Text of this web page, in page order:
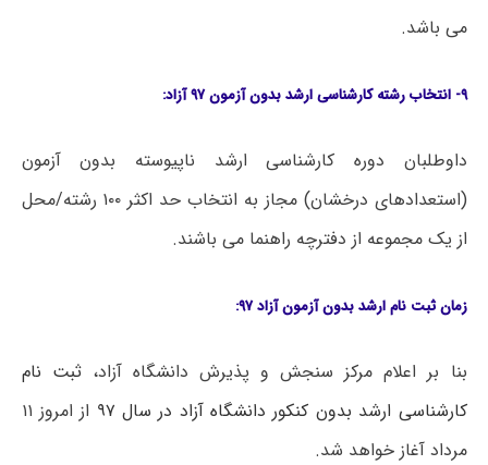
می باشد.
۹- انتخاب رشته کارشناسی ارشد بدون آزمون ۹۷ آزاد:
داوطلبان دوره کارشناسی ارشد ناپیوسته بدون آزمون
(استعدادهای درخشان) مجاز به انتخاب حد اکثر ۱۰۰ رشته/محل
از یک مجموعه از دفترچه راهنما می باشند.
زمان ثبت نام ارشد بدون آزمون آزاد ۹۷:
بنا بر اعلام مرکز سنجش و پذیرش دانشگاه آزاد، ثبت نام
کارشناسی ارشد بدون کنکور دانشگاه آزاد در سال ۹۷
از امروز ۱۱
مرداد آغاز خواهد شد.